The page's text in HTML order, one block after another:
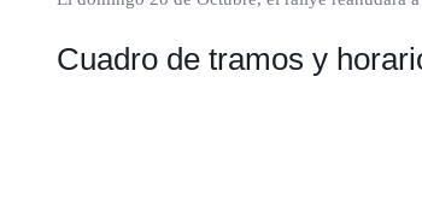
Cuadro de tramos y